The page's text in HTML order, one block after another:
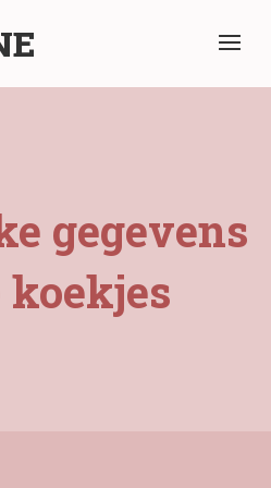
gegevens